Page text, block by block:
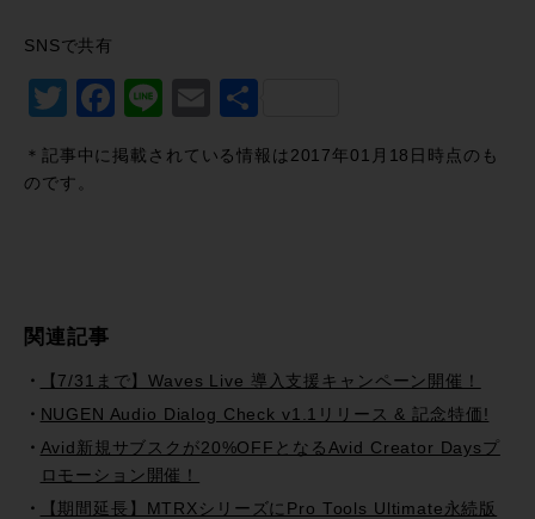
SNSで共有
Twitter
Facebook
LineEmail
＊記事中に掲載されている情報は2017年01月18日時点のも
のです。
関連記事
【7/31まで】Waves Live 導入支援キャンペーン開催！
NUGEN Audio Dialog Check v1.1リリース & 記念特価!
Avid新規サブスクが20%OFFとなるAvid Creator Daysプ
ロモーション開催！
【期間延長】MTRXシリーズにPro Tools Ultimate永続版